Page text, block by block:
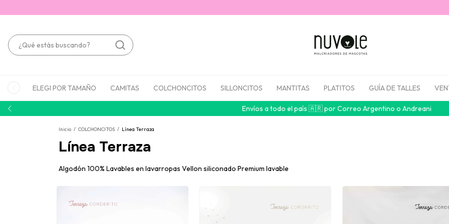
Envíos a todo el país 🇦🇷 por Correo Argentino o Andreani
ELEGI POR TAMAÑO CAMITAS COLCHONCITOS SILLONCITOS MANTITAS PLATITOS GUÍA DE TALLES
Inicio / COLCHONCITOS / Línea Terraza
Línea Terraza
Algodón 100% Lavables en lavarropas Vellon siliconado Premium lavable